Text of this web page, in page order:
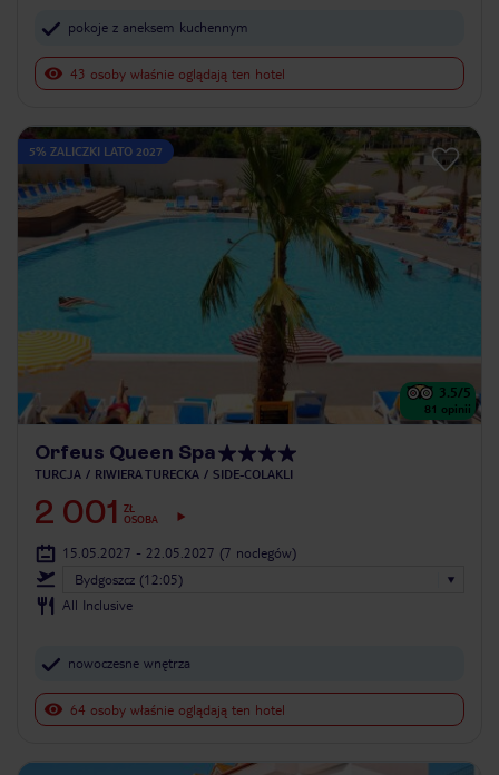
pokoje z aneksem kuchennym
43 osoby właśnie oglądają ten hotel
5% ZALICZKI LATO 2027
3.5/5
81 opinii
Orfeus Queen Spa
TURCJA RIWIERA TURECKA SIDE-COLAKLI
2 001
ZŁ
OSOBA
15.05.2027 - 22.05.2027 (7 noclegów)
Bydgoszcz (12:05)
All Inclusive
nowoczesne wnętrza
64 osoby właśnie oglądają ten hotel